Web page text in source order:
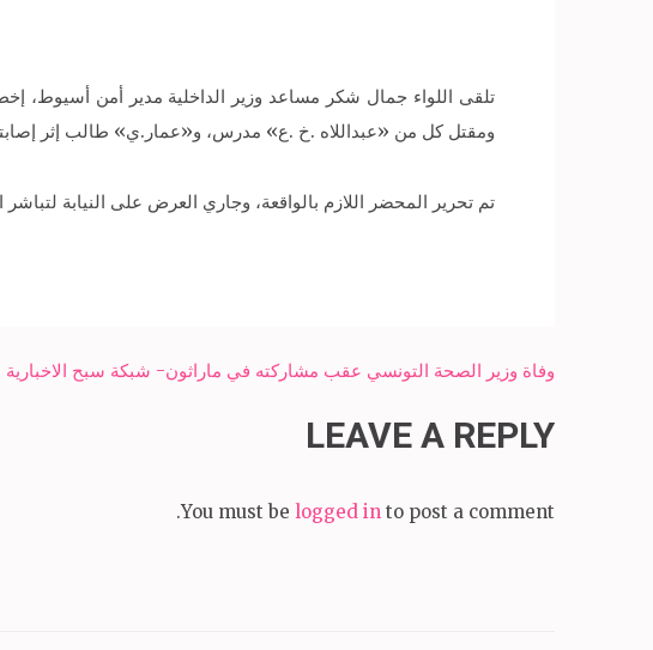
تلقى اللواء جمال شكر مساعد وزير الداخلية مدير أمن أسيوط،
ومقتل كل من «عبداللاه .خ .ع» مدرس، و«عمار.ي» طالب إثر
تم تحرير المحضر اللازم بالواقعة، وجاري العرض على النيابة
Post
وفاة وزير الصحة التونسي عقب مشاركته في ماراثون- شبكة سبح الاخبارية
LEAVE A REPLY
You must be logged in to post a comment.